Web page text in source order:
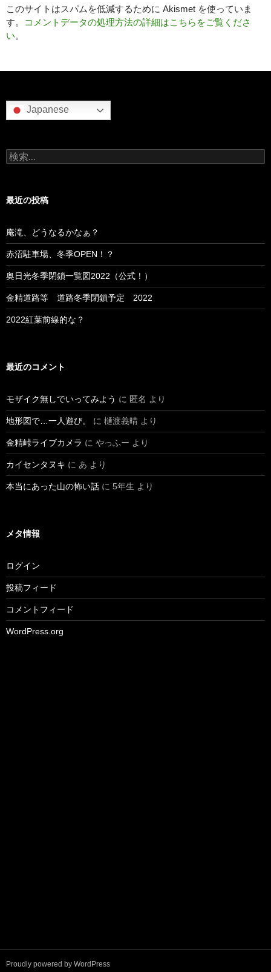
このサイトはスパムを低減するために Akismet を使っていま
す。
コメントデータの処理方法の詳細はこちらをご覧くださ
い。
Japanese
検
索:
最近の投稿
庵滝、どうなるかなぁ？
赤沼駐車場、冬季OPEN！？
奥日光冬季閉鎖一覧図2022（公式！）
金精道路等 道路冬季閉鎖予定 2022
2022紅葉前線的な？
最近のコメント
モザイク無しでいってみよう に 匿名 より
地形図で…一人遊び。 に 樋渡義晴 より
金精峠ライブカメラ に やっふー より
カイセンタヌキ に あ より
本当にあった山の怖い話 に 5年生 より
メタ情報
ログイン
投稿フィード
コメントフィード
WordPress.org
Proudly powered by WordPress